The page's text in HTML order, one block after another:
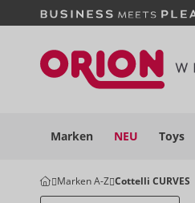
Marken NEU Toys
Marken A-Z Cottelli CURVES